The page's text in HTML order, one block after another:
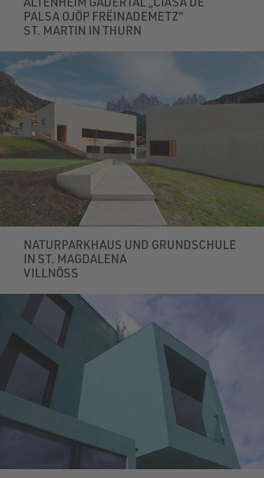
PALSA OJÖP FRËINADEMETZ“
ST. MARTIN IN THURN
NATURPARKHAUS UND GRUNDSCHULE
IN ST. MAGDALENA
VILLNÖSS